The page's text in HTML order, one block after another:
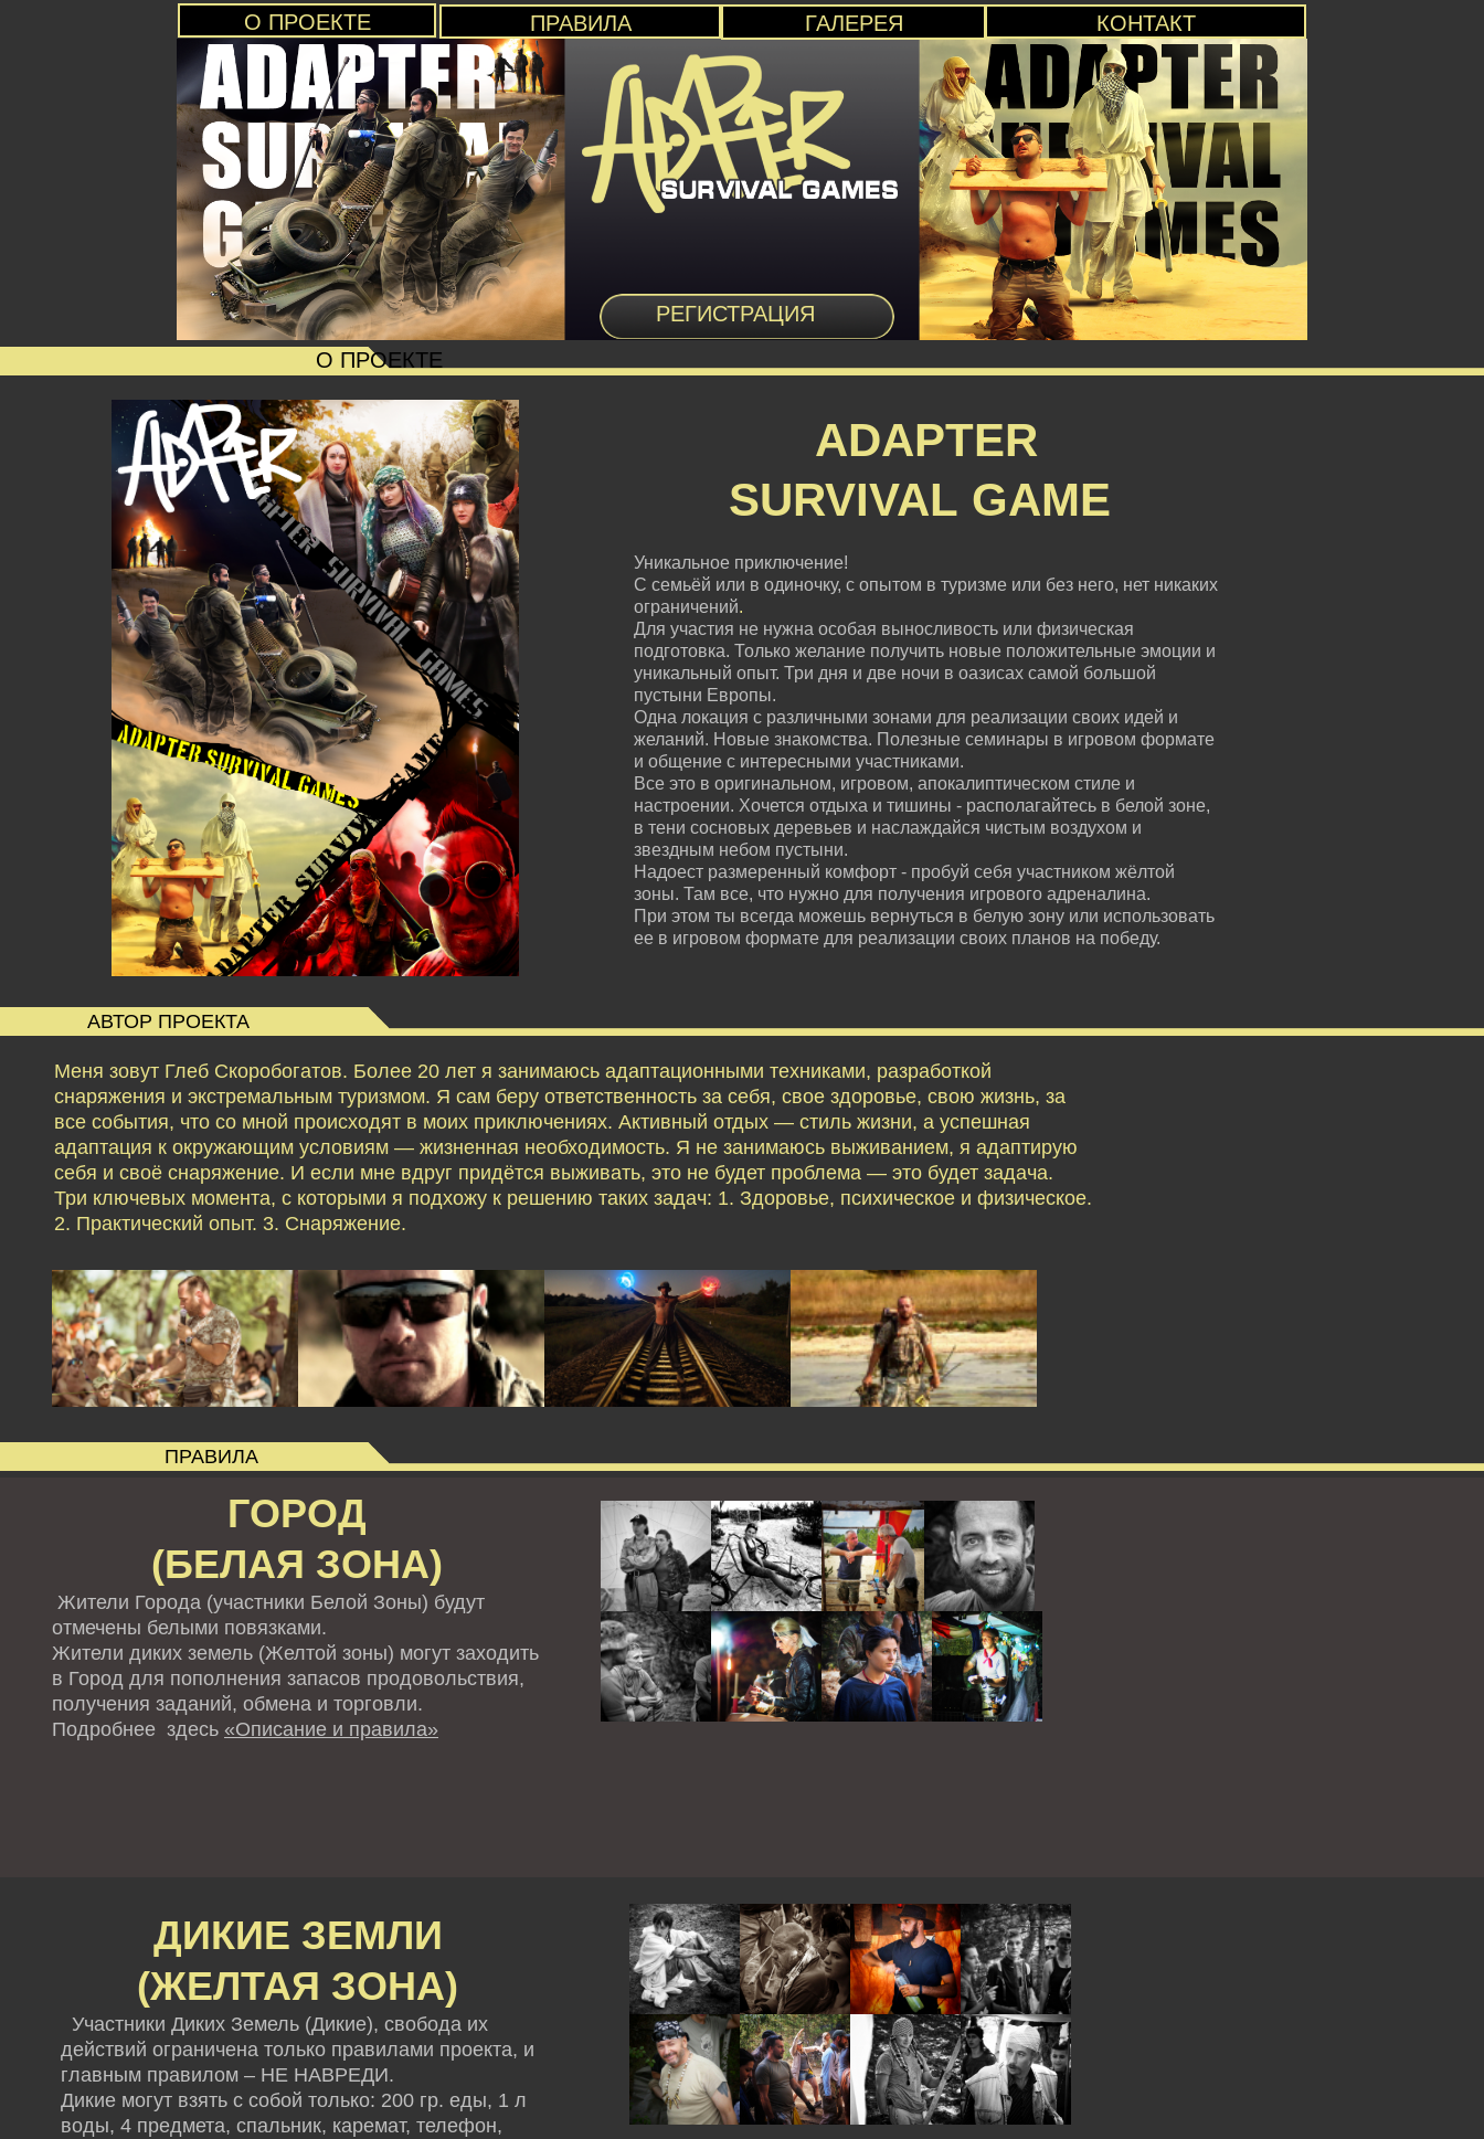
О ПРОЕКТЕ ПРАВИЛА ГАЛЕРЕЯ КОНТАКТ
РЕГИСТРАЦИЯ
О ПРОЕКТЕ
ADAPTER
SURVIVAL GAME
Уникальное приключение!
С семьёй или в одиночку, с опытом в туризме или без него, нет никаких
ограничений.
Для участия не нужна особая выносливость или физическая
подготовка. Только желание получить новые положительные эмоции и
уникальный опыт. Три дня и две ночи в оазисах самой большой
пустыни Европы.
Одна локация с различными зонами для реализации своих идей и
желаний. Новые знакомства. Полезные семинары в игровом формате
и общение с интересными участниками.
Все это в оригинальном, игровом, апокалиптическом стиле и
настроении. Хочется отдыха и тишины - располагайтесь в белой зоне,
в тени сосновых деревьев и наслаждайся чистым воздухом и
звездным небом пустыни.
Надоест размеренный комфорт - пробуй себя участником жёлтой
зоны. Там все, что нужно для получения игрового адреналина.
При этом ты всегда можешь вернуться в белую зону или использовать
ее в игровом формате для реализации своих планов на победу.
АВТОР ПРОЕКТА
Меня зовут Глеб Скоробогатов. Более 20 лет я занимаюсь адаптационными техниками, разработкой
снаряжения и экстремальным туризмом. Я сам беру ответственность за себя, свое здоровье, свою жизнь, за
все события, что со мной происходят в моих приключениях. Активный отдых — стиль жизни, а успешная
адаптация к окружающим условиям — жизненная необходимость. Я не занимаюсь выживанием, я адаптирую
себя и своё снаряжение. И если мне вдруг придётся выживать, это не будет проблема — это будет задача.
Три ключевых момента, с которыми я подхожу к решению таких задач: 1. Здоровье, психическое и физическое.
2. Практический опыт. 3. Снаряжение.
ПРАВИЛА
ГОРОД
(БЕЛАЯ ЗОНА)
Жители Города (участники Белой Зоны) будут
отмечены белыми повязками.
Жители диких земель (Желтой зоны) могут заходить
в Город для пополнения запасов продовольствия,
получения заданий, обмена и торговли.
Подробнее здесь «Описание и правила»
ДИКИЕ ЗЕМЛИ
(ЖЕЛТАЯ ЗОНА)
Участники Диких Земель (Дикие), свобода их
действий ограничена только правилами проекта, и
главным правилом – НЕ НАВРЕДИ.
Дикие могут взять с собой только: 200 гр. еды, 1 л
воды, 4 предмета, спальник, каремат, телефон,